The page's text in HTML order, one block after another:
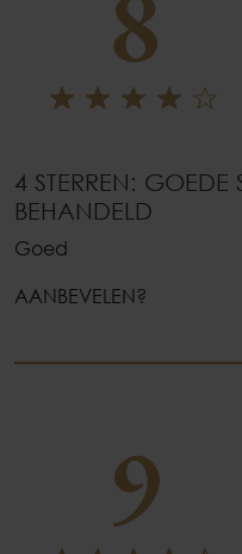
4 STERREN:
BEHANDELD
Goed
AANBEVELEN?
9